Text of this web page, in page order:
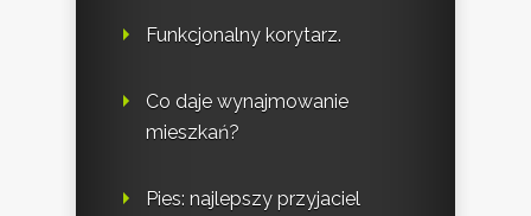
Funkcjonalny korytarz.
Co daje wynajmowanie
mieszkań?
Pies: najlepszy przyjaciel